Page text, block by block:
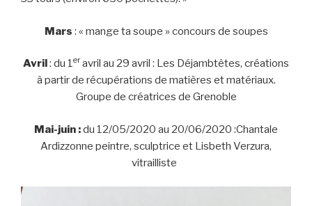
Mars : « mange ta soupe » concours de soupes
Avril: du 1eravril au 29 avril : Les Déjambtêtes, créations
à partir de récupérations de matières et matériaux.
Groupe de créatrices de Grenoble
Mai-juin :du 12/05/2020 au 20/06/2020 :Chantale
Ardizzonne peintre, sculptrice et Lisbeth Verzura,
vitrailliste